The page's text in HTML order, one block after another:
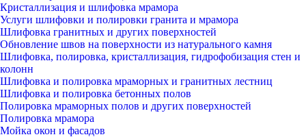
Кристаллизация и шлифовка мрамора
Услуги шлифовки и полировки гранита и мрамора
Шлифовка гранитных и других поверхностей
Обновление швов на поверхности из натурального камня
Шлифовка, полировка, кристаллизация, гидрофобизация стен и
колонн
Шлифовка и полировка мраморных и гранитных лестниц
Шлифовка и полировка бетонных полов
Полировка мраморных полов и других поверхностей
Полировка мрамора
Мойка окон и фасадов